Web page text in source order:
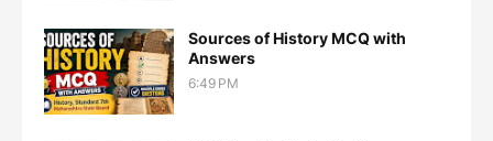
Sources of History MCQ with
Answers
6:49 PM